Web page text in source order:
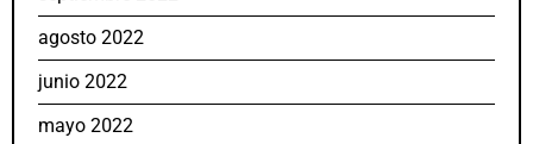
agosto 2022
junio 2022
mayo 2022